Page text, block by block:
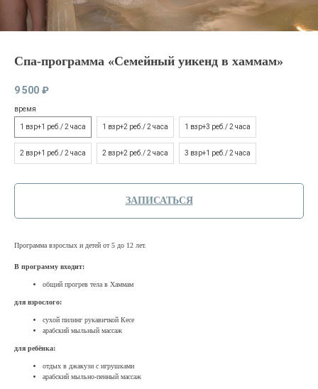
Спа-программа «Семейный уикенд в хаммам»
9 500 ₽
время
1 взр+1 реб./ 2 часа 1 взр+2 реб./ 2 часа 1 взр+3 реб./ 2 часа
2 взр+1 реб./ 2 часа 2 взр+2 реб./ 2 часа 3 взр+1 реб./ 2 часа
ЗАПИСАТЬСЯ
Программа взрослых и детей от 5 до 12 лет.
В программу входит:
общий прогрев тела в Хаммам
для взрослого:
сухой пилинг рукавичкой Кесе
арабский мыльный массаж
для ребёнка:
отдых в джакузи с игрушками
арабский мыльно-пенный массаж